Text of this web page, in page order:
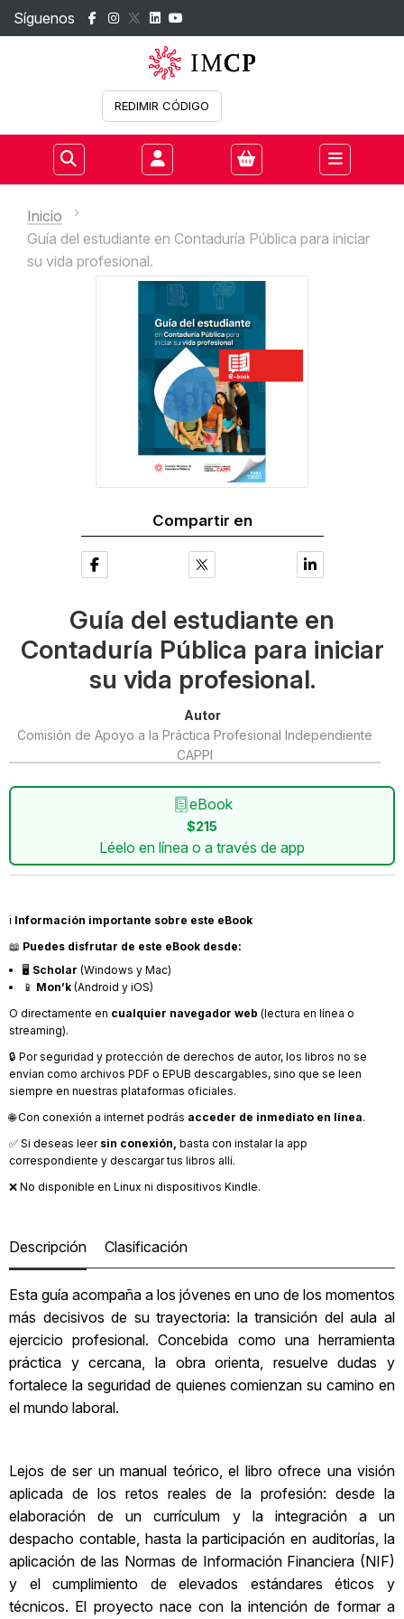
Síguenos
REDIMIR CÓDIGO
Inicio
Guía del estudiante en Contaduría Pública para iniciar
su vida profesional.
Compartir en
Guía del estudiante en
Contaduría Pública para iniciar
su vida profesional.
Autor
Comisión de Apoyo a la Práctica Profesional Independiente
CAPPI
eBook
$215
Léelo en línea o a través de app
ℹ️ Información importante sobre este eBook
📖 Puedes disfrutar de este eBook desde:
🖥️ Scholar (Windows y Mac)
📱 Mon’k (Android y iOS)
O directamente en cualquier navegador web (lectura en línea o
streaming).
🔒 Por seguridad y protección de derechos de autor, los libros no se
envían como archivos PDF o EPUB descargables, sino que se leen
siempre en nuestras plataformas oficiales.
🌐 Con conexión a internet podrás acceder de inmediato en línea.
✅ Si deseas leer sin conexión, basta con instalar la app
correspondiente y descargar tus libros allí.
❌ No disponible en Linux ni dispositivos Kindle.
Descripción Clasificación
Esta guía acompaña a los jóvenes en uno de los momentos
más decisivos de su trayectoria: la transición del aula al
ejercicio profesional. Concebida como una herramienta
práctica y cercana, la obra orienta, resuelve dudas y
fortalece la seguridad de quienes comienzan su camino en
el mundo laboral.
Lejos de ser un manual teórico, el libro ofrece una visión
aplicada de los retos reales de la profesión: desde la
elaboración de un currículum y la integración a un
despacho contable, hasta la participación en auditorías, la
aplicación de las Normas de Información Financiera (NIF)
y el cumplimiento de elevados estándares éticos y
técnicos. El proyecto nace con la intención de formar a